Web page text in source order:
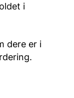
i
dere er i